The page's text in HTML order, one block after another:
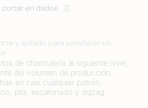
cortar en dados
y apilado para satisfacer un
de charcutería al siguiente nivel,
del volumen de producción.
en casi cualquier patrón,
pila, escalonado y zigzag.